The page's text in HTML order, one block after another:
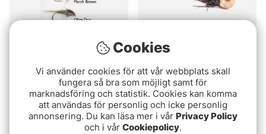
Nymphs Weighted 5-
85 kr
Guideline Gummy Nymph
Brown
35 kr
Cookies
Vi använder cookies för att vår webbplats skall
fungera så bra som möjligt samt för
marknadsföring och statistik. Cookies kan komma
att användas för personlig och icke personlig
annonsering. Du kan läsa mer i vår Privacy Policy
och i vår Cookiepolicy.